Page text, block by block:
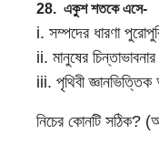
28. একুশ শতকে এসে-
i. সম্পদের ধারণা
ii. মানুষের
iii. পৃথিবী
নিচের কোনটি সঠিক?